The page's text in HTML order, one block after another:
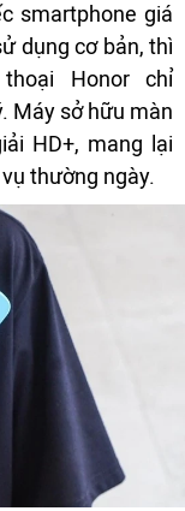
smartphone giá
dụng cơ bản, thì
Honor chỉ
Máy sở hữu màn
HD+, mang lại
thường ngày.